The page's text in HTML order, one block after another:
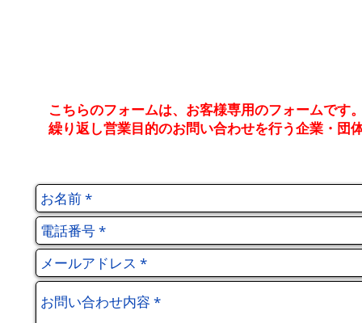
こちらのフォームは、お客様専用のフォームで
繰り返し営業目的のお問い合わせを行う企業・団